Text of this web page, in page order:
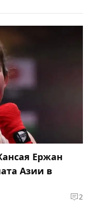
Ержан
Азии в
2